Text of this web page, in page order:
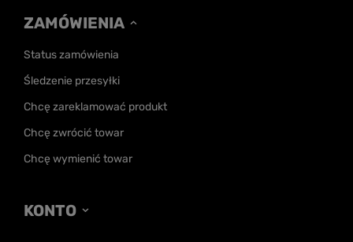
ZAMÓWIENIA
Status zamówienia
Śledzenie przesyłki
Chcę zareklamować produkt
Chcę zwrócić towar
Chcę wymienić towar
KONTO